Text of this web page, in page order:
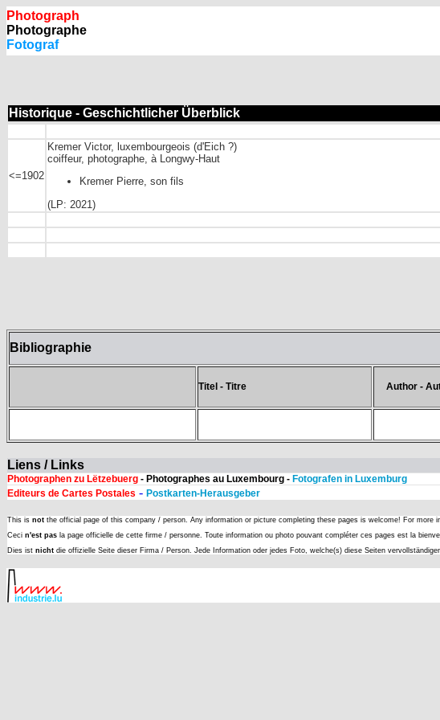
Photograph
Photographe
Fotograf
Historique - Geschichtlicher Überblick
<=1902
Kremer Victor, luxembourgeois (d'Eich ?)
coiffeur, photographe, à Longwy-Haut
Kremer Pierre, son fils
(LP: 2021)
Bibliographie
Titel - Titre Author -
Liens / Links
Photographen zu Lëtzebuerg - Photographes au Luxembourg - Fotografen in Luxemburg
Editeurs de Cartes Postales - Postkarten-Herausgeber
This is not the official page of this company / person. Any information or picture completing these pages is welcome! For more
Ceci n'est pas la page officielle de cette firme / personne. Toute information ou photo pouvant compléter ces pages est la
Dies ist nicht die offizielle Seite dieser Firma / Person. Jede Information oder jedes Foto, welche(s) diese Seiten